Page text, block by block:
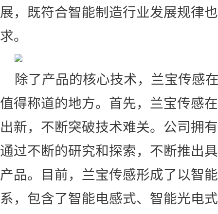
展，既符合智能制造行业发展规律
求。
除了产品的核心技术，兰宝传感
值得称道的地方。首先，兰宝传感
出新，不断突破技术难关。公司拥
通过不断的研究和探索，不断推出
产品。目前，兰宝传感形成了以智
系，包含了智能电感式、智能光电